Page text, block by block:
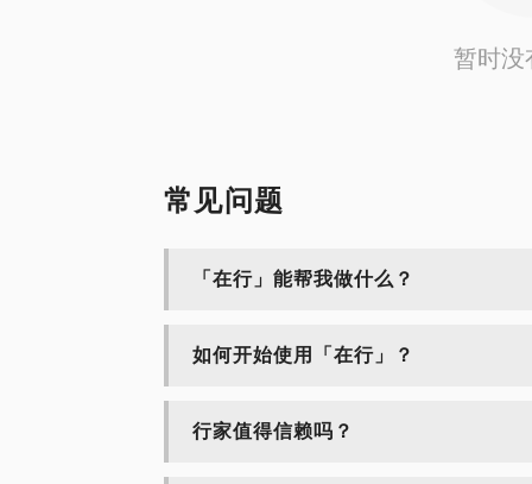
暂时没
常见问题
「在行」能帮我做什么？
如何开始使用「在行」？
行家值得信赖吗？